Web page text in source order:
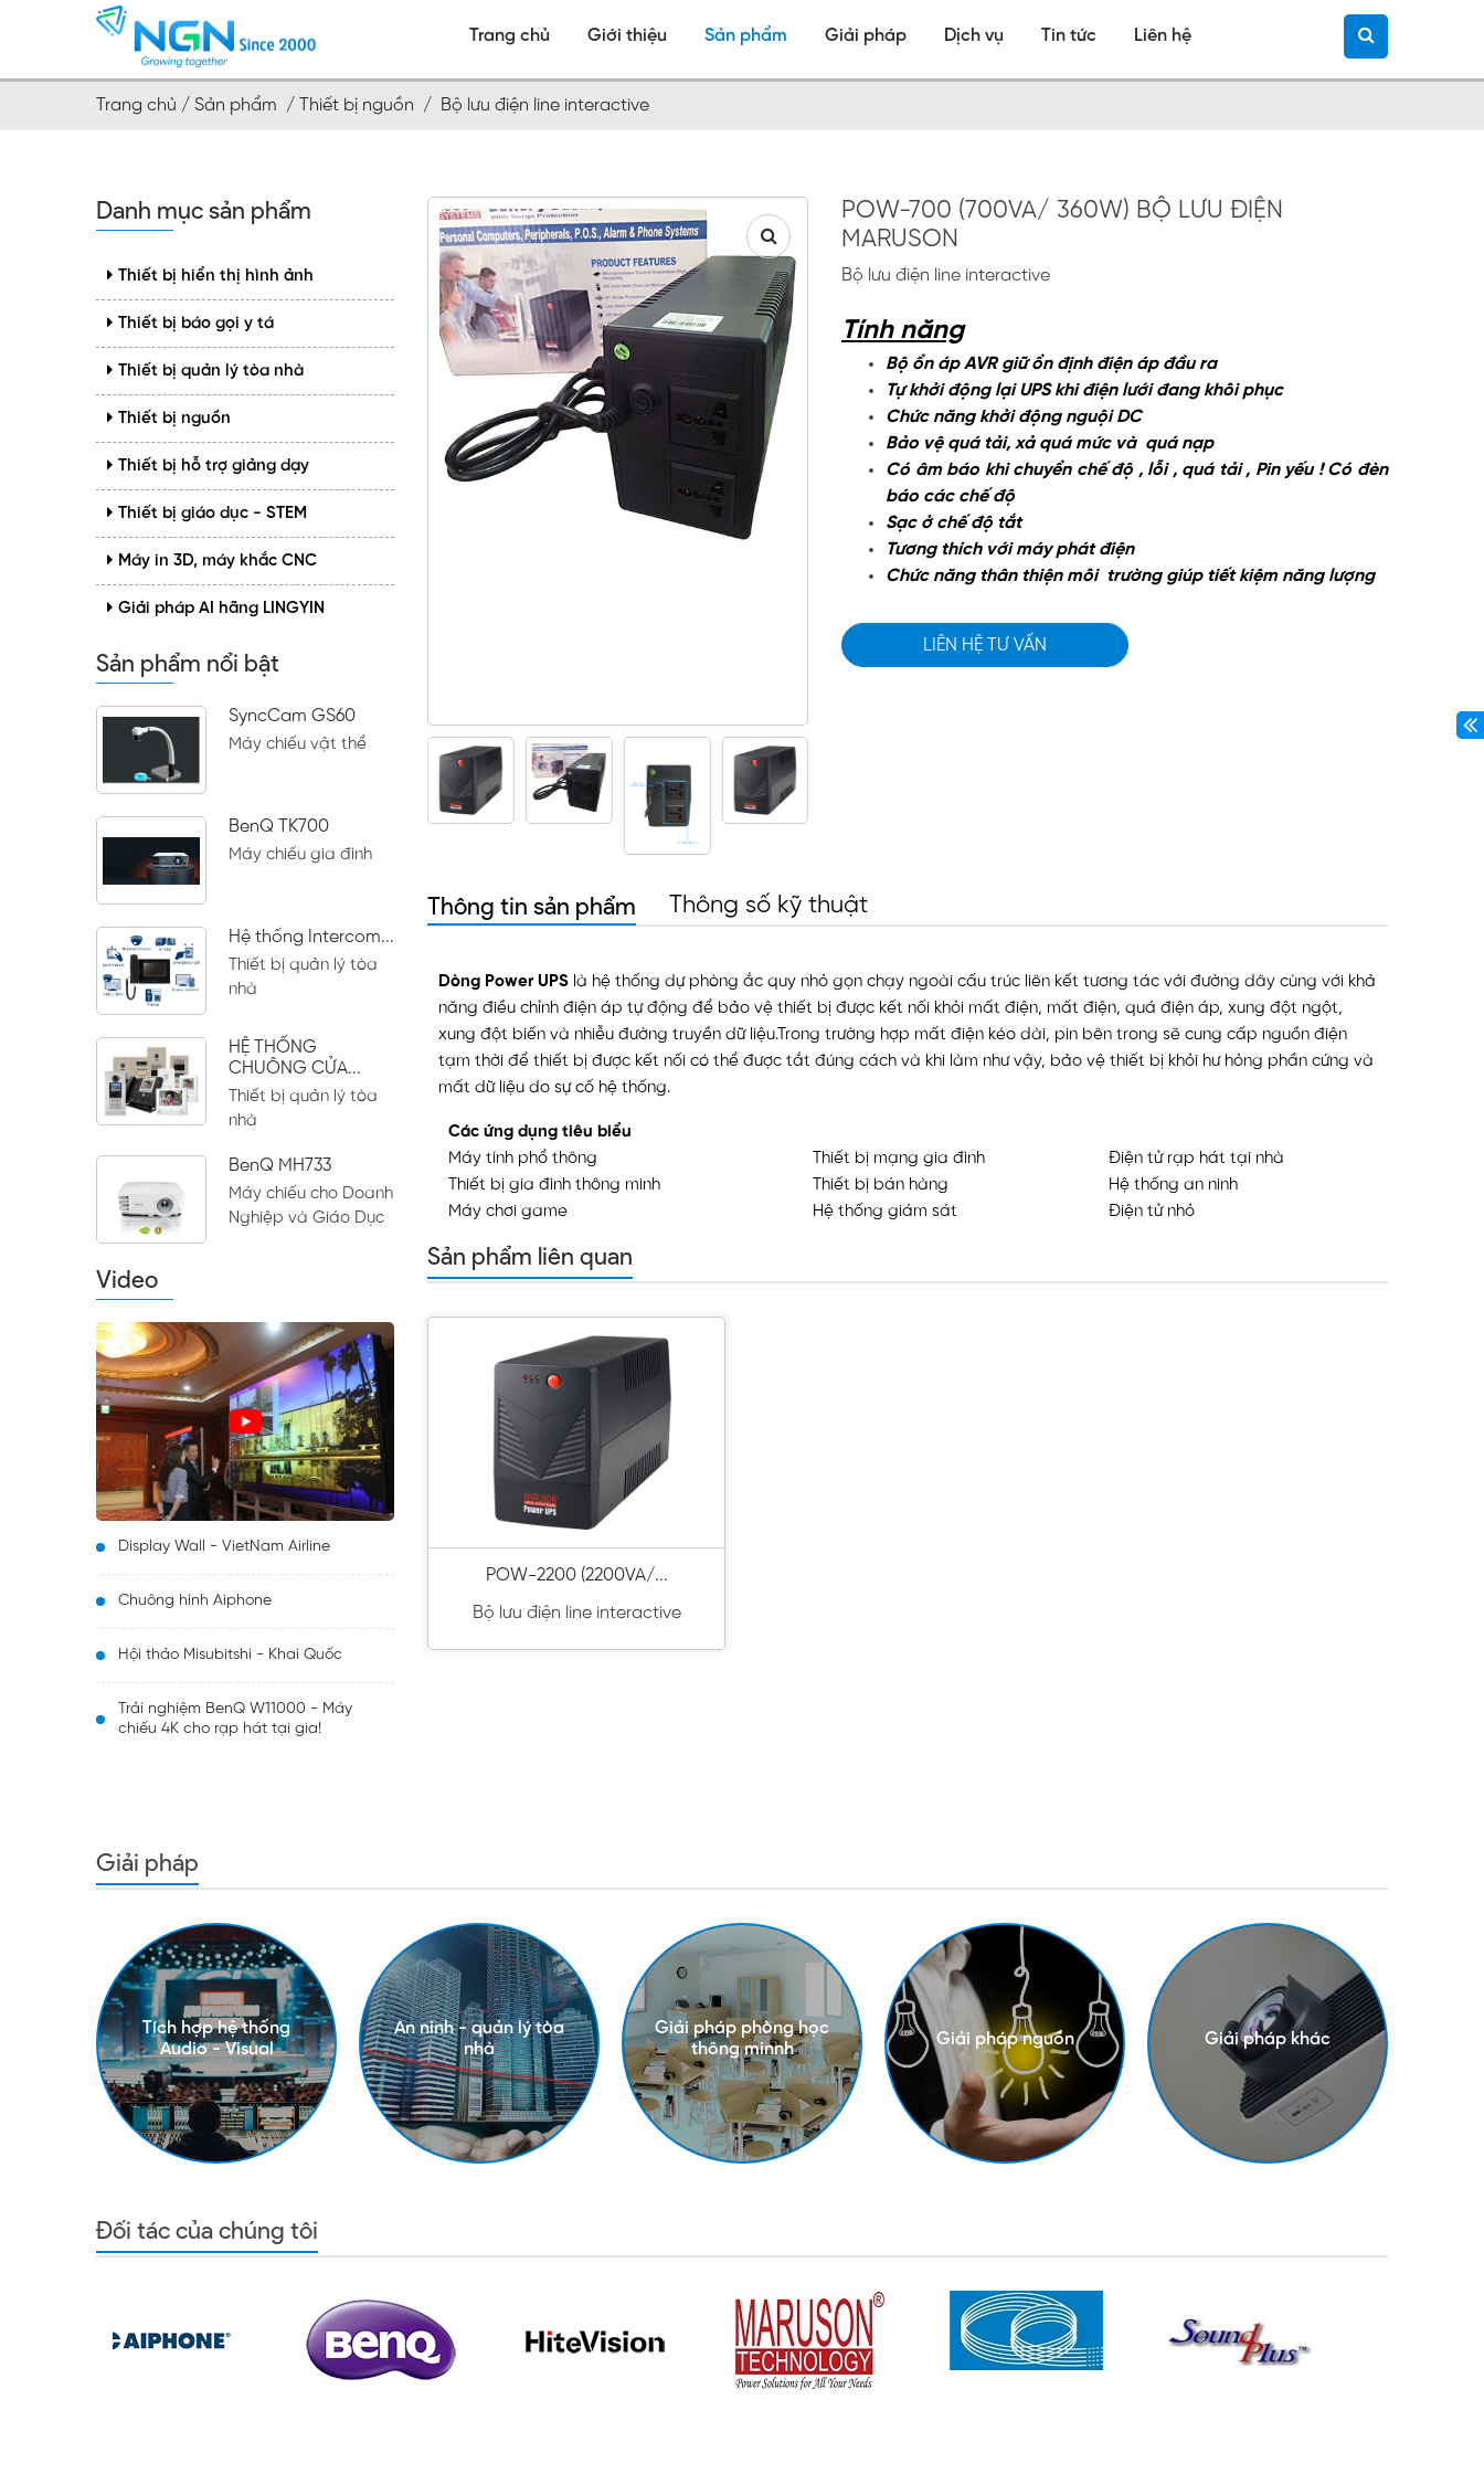
Trang chủ Giới thiệu Sản phẩm Giải pháp Dịch vụ Tin tức Liên hệ
Trang chủ / Sản phẩm / Thiết bị nguồn / Bộ lưu điện line interactive
Danh mục sản phẩm
Thiết bị hiển thị hình ảnh
Thiết bị báo gọi y tá
Thiết bị quản lý tòa nhà
Thiết bị nguồn
Thiết bị hỗ trợ giảng dạy
Thiết bị giáo dục - STEM
Máy in 3D, máy khắc CNC
Giải pháp AI hãng LINGYIN
Sản phẩm nổi bật
SyncCam GS60
Máy chiếu vật thể
BenQ TK700
Máy chiếu gia đình
Hệ thống Intercom...
Thiết bị quản lý tòa
nhà
HỆ THỐNG
CHUÔNG CỬA...
Thiết bị quản lý tòa
nhà
BenQ MH733
Máy chiếu cho Doanh
Nghiệp và Giáo Dục
Video
Display Wall - VietNam Airline
Chuông hình Aiphone
Hội thảo Misubitshi - Khai Quốc
Trải nghiệm BenQ W11000 - Máy
chiếu 4K cho rạp hát tại gia!
POW-700 (700VA/ 360W) BỘ LƯU ĐIỆN
MARUSON
Bộ lưu điện line interactive
Tính năng
Bộ ổn áp AVR giữ ổn định điện áp đầu ra
Tự khởi động lại UPS khi điện lưới đang khôi phục
Chức năng khởi động nguội DC
Bảo vệ quá tải, xả quá mức và quá nạp
Có âm báo khi chuyển chế độ , lỗi , quá tải , Pin yếu ! Có đèn
báo các chế độ
Sạc ở chế độ tắt
Tương thích với máy phát điện
Chức năng thân thiện môi trường giúp tiết kiệm năng lượng
LIÊN HỆ TƯ VẤN
Thông tin sản phẩm Thông số kỹ thuật
Dòng Power UPS là hệ thống dự phòng ắc quy nhỏ gọn chạy ngoài cấu trúc liên kết tương tác với đường dây cùng với khả
năng điều chỉnh điện áp tự động để bảo vệ thiết bị được kết nối khỏi mất điện, mất điện, quá điện áp, xung đột ngột,
xung đột biến và nhiễu đường truyền dữ liệu.Trong trường hợp mất điện kéo dài, pin bên trong sẽ cung cấp nguồn điện
tạm thời để thiết bị được kết nối có thể được tắt đúng cách và khi làm như vậy, bảo vệ thiết bị khỏi hư hỏng phần cứng và
mất dữ liệu do sự cố hệ thống.
Các ứng dụng tiêu biểu
Máy tính phổ thông
Thiết bị gia đình thông minh
Máy chơi game
Thiết bị mạng gia đình
Thiết bị bán hàng
Hệ thống giám sát
Điện tử rạp hát tại nhà
Hệ thống an ninh
Điện tử nhỏ
Sản phẩm liên quan
POW-2200 (2200VA/...
Bộ lưu điện line interactive
Giải pháp
Tích hợp hệ thống
Audio - Visual
An ninh - quản lý tòa
nhà
Giải pháp phòng học
thông minnh
Giải pháp nguồn Giải pháp khác
Đối tác của chúng tôi